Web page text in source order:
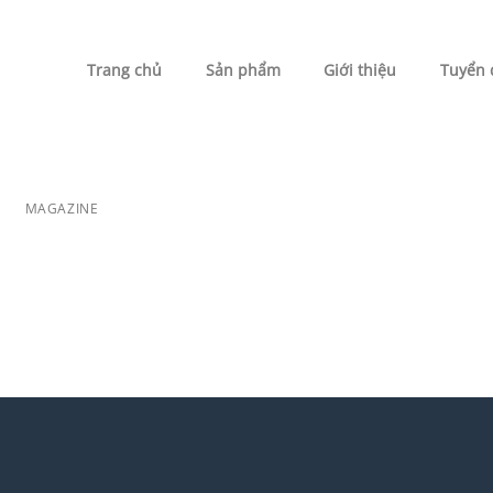
Trang chủ Sản phẩm Giới thiệu Tuyển
MAGAZINE